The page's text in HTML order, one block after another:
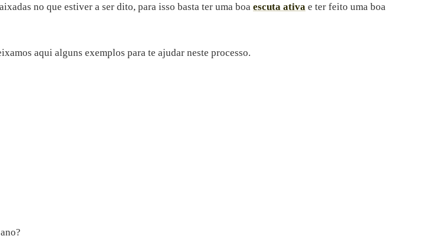
no que estiver a ser dito, para isso basta ter uma boa escuta ativa e ter feito uma boa
aqui alguns exemplos para te ajudar neste processo.